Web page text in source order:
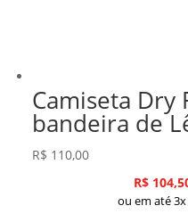
Camiseta Dry
bandeira de
R$ 110,00
R$
ou em até